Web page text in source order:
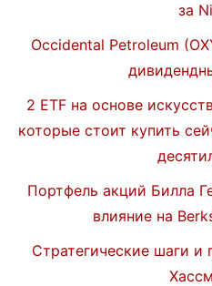
за
Occidental Petroleum
2 ETF на основе
которые стоит купить
Портфель акций Билла
влияние на
Стратегические шаги